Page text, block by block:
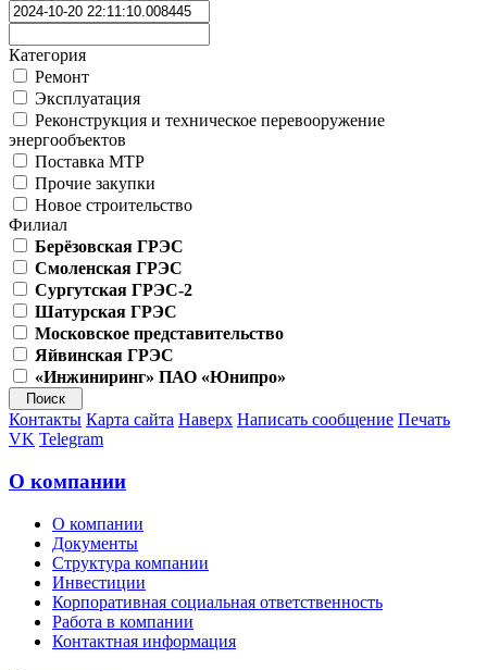
Категория
Ремонт
Эксплуатация
Реконструкция и техническое перевооружение
энергообъектов
Поставка МТР
Прочие закупки
Новое строительство
Филиал
Берёзовская ГРЭС
Смоленская ГРЭС
Сургутская ГРЭС-2
Шатурская ГРЭС
Московское представительство
Яйвинская ГРЭС
«Инжиниринг» ПАО «Юнипро»
Контакты Карта сайта Наверх Написать сообщение Печать
VK Telegram
О компании
О компании
Документы
Структура компании
Инвестиции
Корпоративная социальная ответственность
Работа в компании
Контактная информация